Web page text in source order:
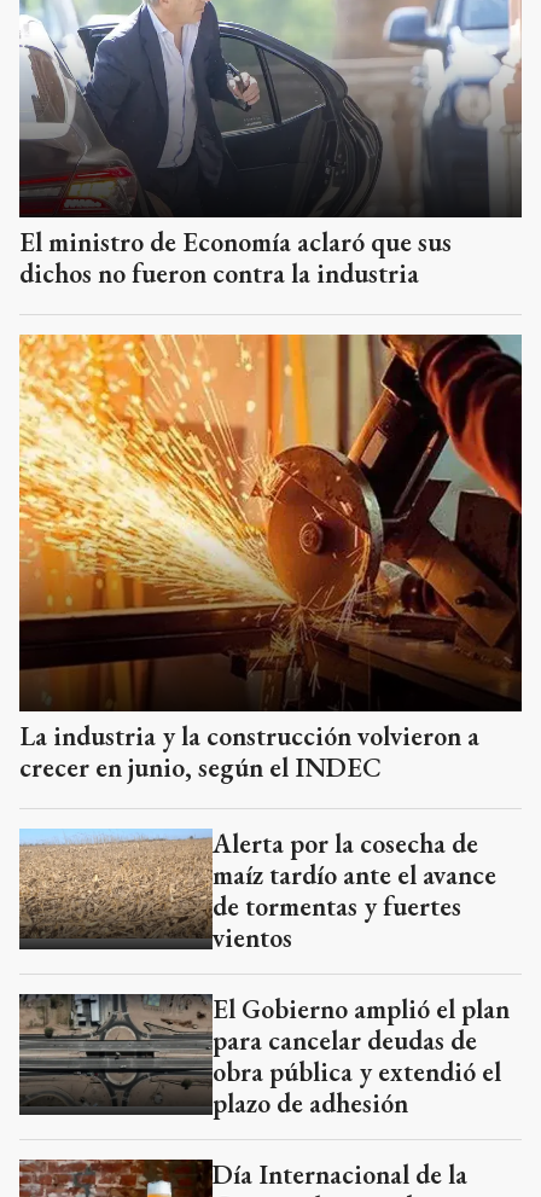
El ministro de Economía aclaró que sus
dichos no fueron contra la industria
La industria y la construcción volvieron a
crecer en junio, según el INDEC
Alerta por la cosecha de
maíz tardío ante el avance
de tormentas y fuertes
vientos
El Gobierno amplió el plan
para cancelar deudas de
obra pública y extendió el
plazo de adhesión
Día Internacional de la